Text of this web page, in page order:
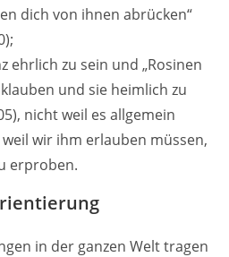
dich von ihnen abrücken“
ehrlich zu sein und „Rosinen
und sie heimlich zu
nicht weil es allgemein
wir ihm erlauben müssen,
erproben.
in der ganzen Welt tragen